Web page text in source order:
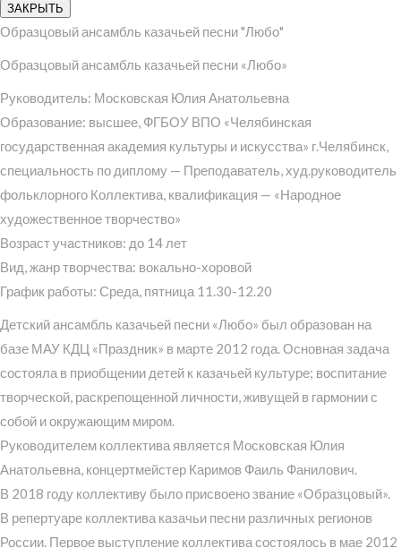
ЗАКРЫТЬ
Образцовый ансамбль казачьей песни "Любо"
Образцовый ансамбль казачьей песни «Любо»
Руководитель: Московская Юлия Анатольевна
Образование: высшее, ФГБОУ ВПО «Челябинская
государственная академия культуры и искусства» г.Челябинск,
специальность по диплому — Преподаватель, худ.руководитель
фольклорного Коллектива, квалификация — «Народное
художественное творчество»
Возраст участников: до 14 лет
Вид, жанр творчества: вокально-хоровой
График работы: Среда, пятница 11.30-12.20
Детский ансамбль казачьей песни «Любо» был образован на
базе МАУ КДЦ «Праздник» в марте 2012 года. Основная задача
состояла в приобщении детей к казачьей культуре; воспитание
творческой, раскрепощенной личности, живущей в гармонии с
собой и окружающим миром.
Руководителем коллектива является Московская Юлия
Анатольевна, концертмейстер Каримов Фаиль Фанилович.
В 2018 году коллективу было присвоено звание «Образцовый».
В репертуаре коллектива казачьи песни различных регионов
России. Первое выступление коллектива состоялось в мае 2012